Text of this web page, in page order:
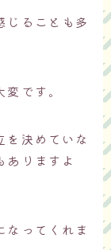
じることも多
です。
を決めていな
ありますよ
なってくれま